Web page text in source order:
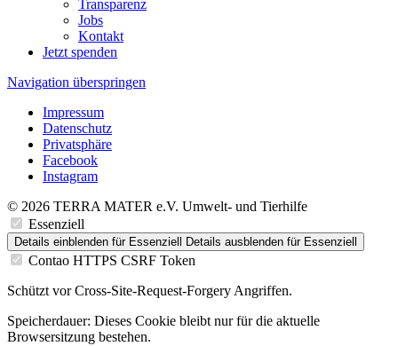
Transparenz
Jobs
Kontakt
Jetzt spenden
Navigation überspringen
Impressum
Datenschutz
Privatsphäre
Facebook
Instagram
© 2026 TERRA MATER e.V. Umwelt- und Tierhilfe
Essenziell
Details einblenden für Essenziell Details ausblenden für Essenziell
Contao HTTPS CSRF Token
Schützt vor Cross-Site-Request-Forgery Angriffen.
Speicherdauer: Dieses Cookie bleibt nur für die aktuelle
Browsersitzung bestehen.